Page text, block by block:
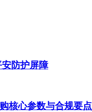
防护屏障
核心参数与合规要点